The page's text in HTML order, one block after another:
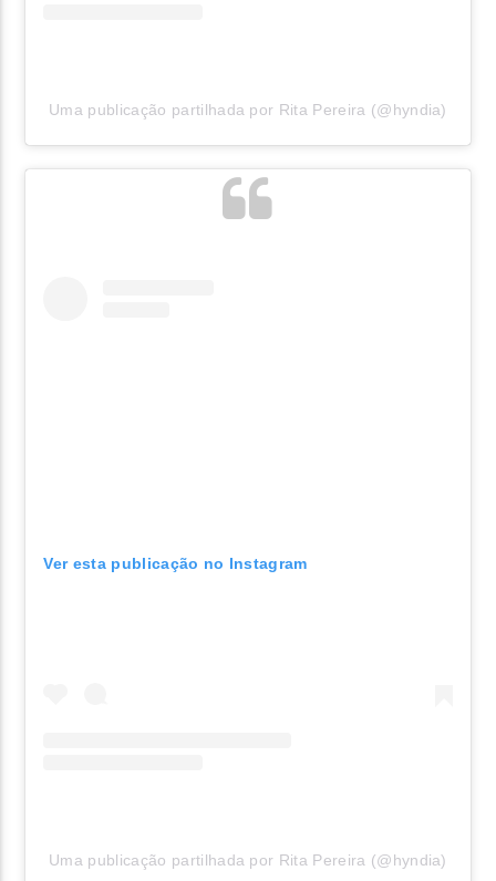
Uma publicação partilhada por Rita Pereira (@hyndia)
Ver esta publicação no Instagram
Uma publicação partilhada por Rita Pereira (@hyndia)